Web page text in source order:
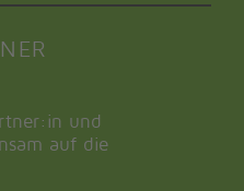
und
auf die